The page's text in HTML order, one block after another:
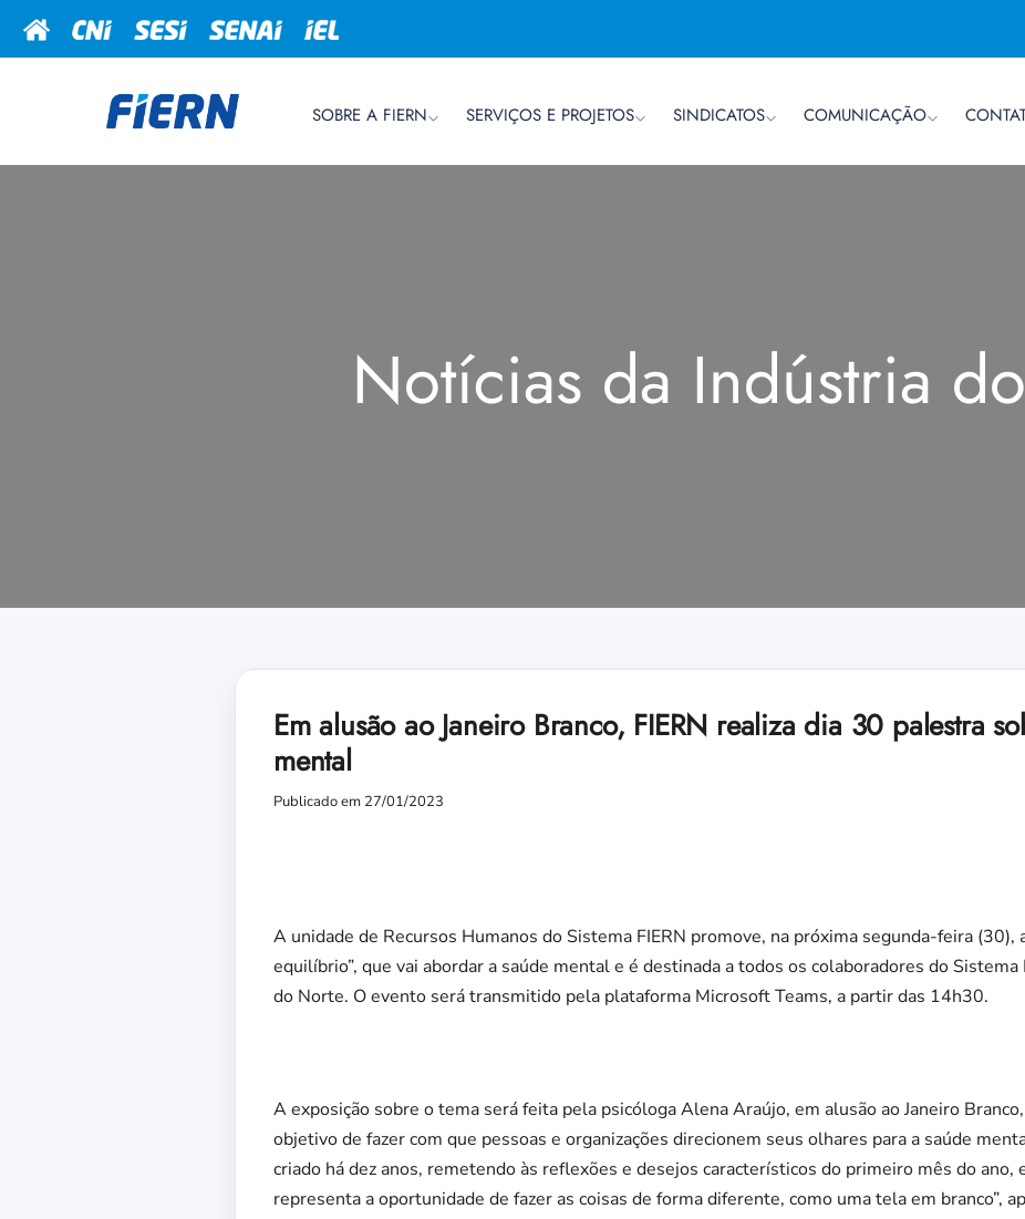
SOBRE A FIERN SERVIÇOS E PROJETOS SINDICATOS COMUNICAÇÃO
Notícias da Indústria
Em alusão ao Janeiro Branco, FIERN realiza dia 30 palestra
mental
Publicado em 27/01/2023
A unidade de Recursos Humanos do Sistema FIERN promove, na próxima segunda-feira (30),
equilíbrio”, que vai abordar a saúde mental e é destinada a todos os colaboradores do
do Norte. O evento será transmitido pela plataforma Microsoft Teams, a partir das 14h30.
A exposição sobre o tema será feita pela psicóloga Alena Araújo, em alusão ao Janeiro
objetivo de fazer com que pessoas e organizações direcionem seus olhares para a saúde
criado há dez anos, remetendo às reflexões e desejos característicos do primeiro mês do ano,
representa a oportunidade de fazer as coisas de forma diferente, como uma tela em branco”,